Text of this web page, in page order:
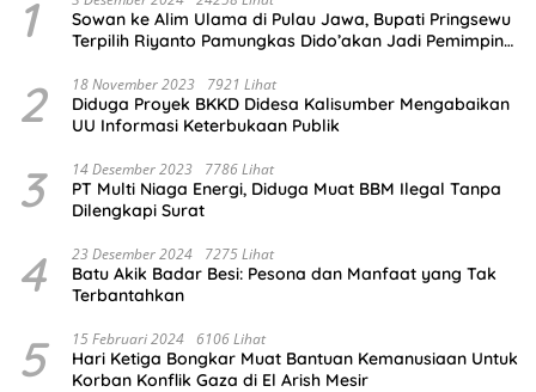
1
Sowan ke Alim Ulama di Pulau Jawa, Bupati Pringsewu
Terpilih Riyanto Pamungkas Dido’akan Jadi Pemimpin
2 18 November 2023 7921 Lihat
Diduga Proyek BKKD Didesa Kalisumber Mengabaikan
UU Informasi Keterbukaan Publik
3 14 Desember 2023 7786 Lihat
PT Multi Niaga Energi, Diduga Muat BBM Ilegal Tanpa
Dilengkapi Surat
4 23 Desember 2024 7275 Lihat
Batu Akik Badar Besi: Pesona dan Manfaat yang Tak
Terbantahkan
5 15 Februari 2024 6106 Lihat
Hari Ketiga Bongkar Muat Bantuan Kemanusiaan Untuk
Korban Konflik Gaza di El Arish Mesir